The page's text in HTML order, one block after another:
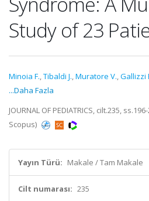
Study of 23
Minoia F.,Tibaldi J.,Muratore V.,Gallizzi
...Daha Fazla
JOURNAL OF PEDIATRICS, cilt.235,
Scopus)
Yayın Türü: Makale / Tam Makale
Cilt numarası: 235